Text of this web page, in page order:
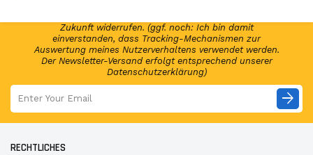
Zukunft widerrufen. (ggf. noch: Ich bin damit
einverstanden, dass Tracking-Mechanismen zur
Auswertung meines Nutzerverhaltens verwendet werden.
Der Newsletter-Versand erfolgt entsprechend unserer
Datenschutzerklärung)
arrow_forward
RECHTLICHES